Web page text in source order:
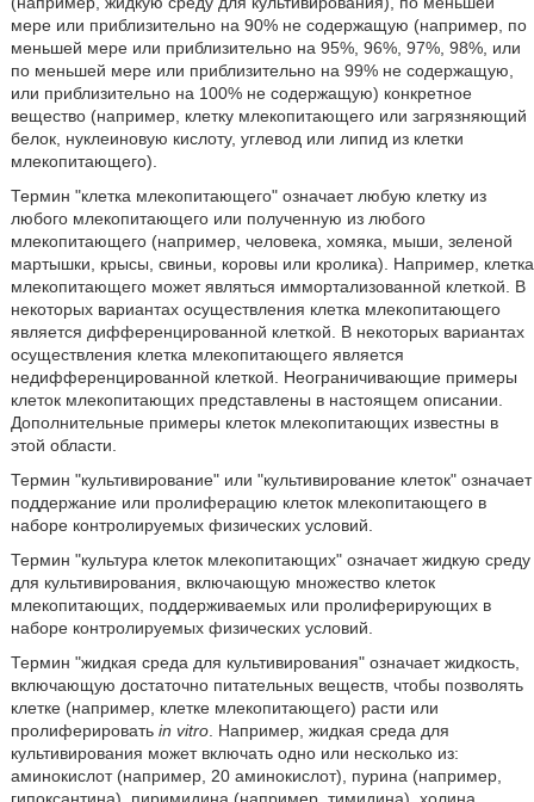
мере или приблизительно на 90% не содержащую (например, по
меньшей мере или приблизительно на 95%, 96%, 97%, 98%, или
по меньшей мере или приблизительно на 99% не содержащую,
или приблизительно на 100% не содержащую) конкретное
вещество (например, клетку млекопитающего или загрязняющий
белок, нуклеиновую кислоту, углевод или липид из клетки
млекопитающего).
Термин "клетка млекопитающего" означает любую клетку из
любого млекопитающего или полученную из любого
млекопитающего (например, человека, хомяка, мыши, зеленой
мартышки, крысы, свиньи, коровы или кролика). Например, клетка
млекопитающего может являться иммортализованной клеткой. В
некоторых вариантах осуществления клетка млекопитающего
является дифференцированной клеткой. В некоторых вариантах
осуществления клетка млекопитающего является
недифференцированной клеткой. Неограничивающие примеры
клеток млекопитающих представлены в настоящем описании.
Дополнительные примеры клеток млекопитающих известны в
этой области.
Термин "культивирование" или "культивирование клеток" означает
поддержание или пролиферацию клеток млекопитающего в
наборе контролируемых физических условий.
Термин "культура клеток млекопитающих" означает жидкую среду
для культивирования, включающую множество клеток
млекопитающих, поддерживаемых или пролиферирующих в
наборе контролируемых физических условий.
Термин "жидкая среда для культивирования" означает жидкость,
включающую достаточно питательных веществ, чтобы позволять
клетке (например, клетке млекопитающего) расти или
пролиферировать in vitro. Например, жидкая среда для
культивирования может включать одно или несколько из:
аминокислот (например, 20 аминокислот), пурина (например,